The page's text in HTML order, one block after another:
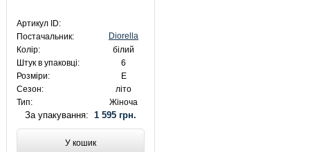
Артикул ID:
Постачальник:
Diorella
Колір:
білий
Штук в упаковці:
6
Розміри:
E
Сезон:
літо
Тип:
Жіноча
За упакування: 1 595 грн.
У кошик